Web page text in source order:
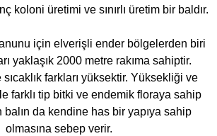
koloni üretimi ve sınırlı üretim bir baldır.
için elverişli ender bölgelerden biri
yaklaşık 2000 metre rakıma sahiptir.
farkları yüksektir. Yüksekliği ve
farklı tip bitki ve endemik floraya sahip
balın da kendine has bir yapıya sahip
olmasına sebep verir.